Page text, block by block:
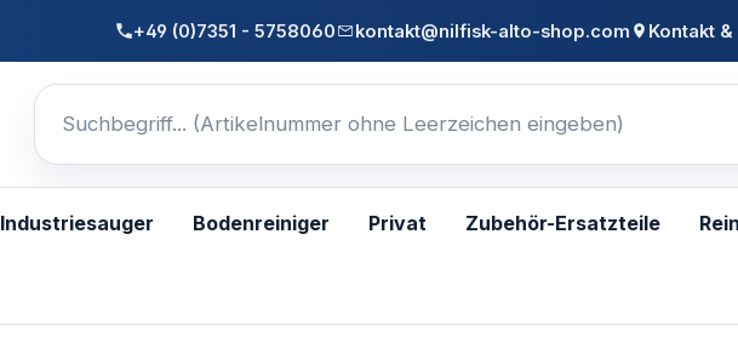
+49 (0)7351 - 5758060 kontakt@nilfisk-alto-shop.com Kontakt
Industriesauger Bodenreiniger Privat Zubehör-Ersatzteile